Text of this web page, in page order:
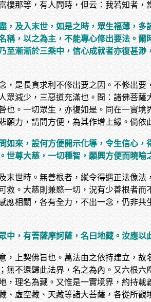
那等，有人問時，但云：我若知者，
，及入末世，如是之時，眾生福薄，
，以之為主，不能專心修出要法。
漸漸於三乘中，信心成就者亦復甚
，是長貪求利不修出要之因。不修出
減少，三惡道充滿也。問：諸佛菩
。一切眾生，亦復如是。同在一實
力，請問方便，為其作增上緣。倘依
來，設何方便開示化導，令生信心
尊大慈，一切種智，願興方便而曉
末世時。無善根者，縱令得遇正法像
。大慈則兼愍一切，況有少善根者
相關，各有全力，不出一念，仍非
，有菩薩摩訶薩，名曰地藏。汝應
上契佛旨也。萬法由之依持建立，
不還歸此法界，名之為內。又六根
理名為藏。又惟是一實境界，約持
、虛空藏、天藏等諸大菩薩，各從所